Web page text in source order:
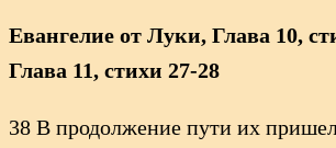
Евангелие от Луки, Глава 10,
Глава 11, стихи 27-28
38 В продолжение пути их